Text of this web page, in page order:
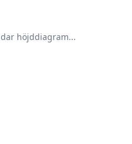
höjddiagram...